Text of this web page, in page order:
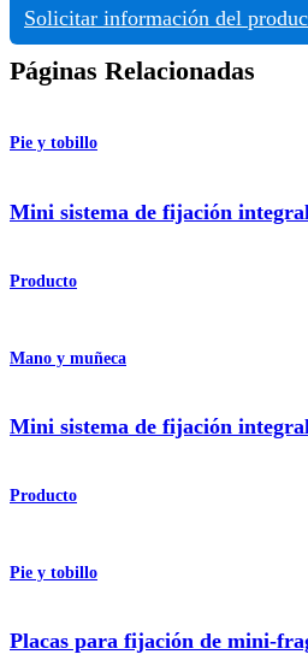
Solicitar información del
Páginas Relacionadas
Pie y tobillo
Mini sistema de fijación integral
Producto
Mano y muñeca
Mini sistema de fijación
Producto
Pie y tobillo
Placas para fijación de mini-